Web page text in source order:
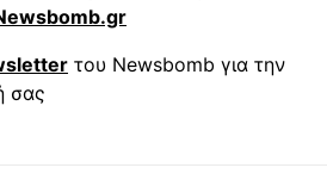
του Newsbomb για την
σας